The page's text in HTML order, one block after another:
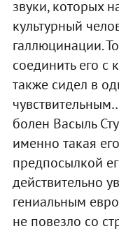
звуки, которых
культурный
галлюцинации.
соединить его с
также сидел в
болен Васыль
именно такая
предпосылкой
действительно
гениальным
не повезло со